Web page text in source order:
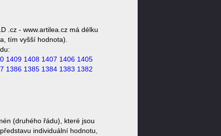
.cz - www.artilea.cz má délku
tím vyšší hodnota).
1409 1408 1407 1406 1405
1386 1385 1384 1383 1382
(druhého řádu), které jsou
individuální hodnotu,